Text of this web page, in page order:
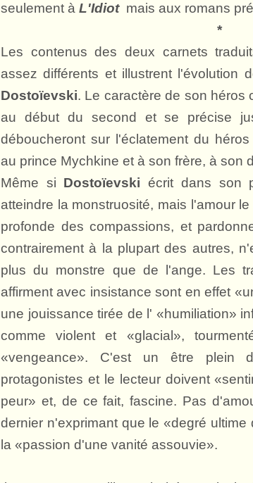
seulement à L'Idiotmais aux romans
*
Les contenus des deux carnets
assez différents et illustrent l'évolution
Dostoïevski. Le caractère de son héros
au début du second et se précise
déboucheront sur l'éclatement du
au prince Mychkine et à son frère, à son
Même si Dostoïevski écrit dans son
atteindre la monstruosité, mais l'amour
profonde des compassions, et
contrairement à la plupart des autres,
plus du monstre que de l'ange. Les
affirment avec insistance sont en effet
une jouissance tirée de l' «humiliation»
comme violent et «glacial»,
«vengeance». C'est un être plein
protagonistes et le lecteur doivent
peur» et, de ce fait, fascine. Pas
dernier n'exprimant que le «degré
la «passion d'une vanité assouvie».